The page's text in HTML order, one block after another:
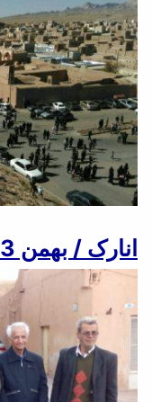
انارک / بهمن 1393